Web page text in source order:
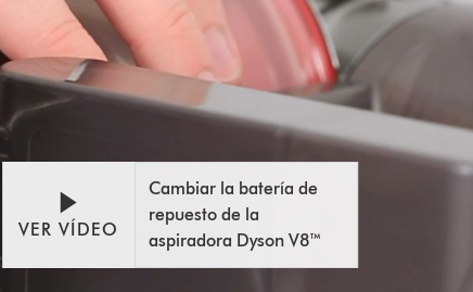
Video
Transcript
Abrir
transcripción
VER VÍDEO
Cambiar la batería de
repuesto de la
aspiradora Dyson V8™